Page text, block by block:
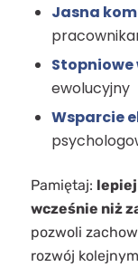
Jasna
ewolucyjny
Wsparcie
Pamiętaj:
wcześnie niż
pozwoli
rozwój